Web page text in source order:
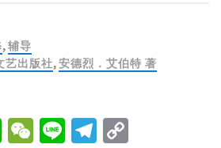
,辅导
艺出版社,安德烈．艾伯特 著
WhatsApp
WeChat
LineTelegram